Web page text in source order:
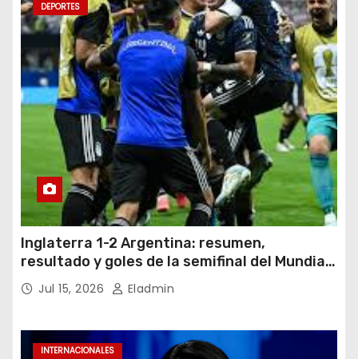
DEPORTES
Inglaterra 1-2 Argentina: resumen,
resultado y goles de la semifinal del Mundial
2026Jul 15, 2026 Eladmin
INTERNACIONALES